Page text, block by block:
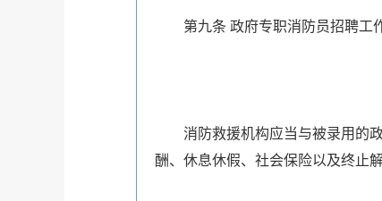
第九条 政府专职消防员招聘工
消防救援机构应当与被录用的
酬、休息休假、社会保险以及终止